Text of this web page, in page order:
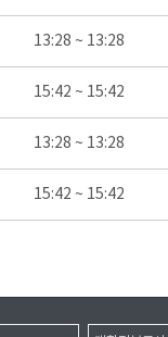
13:28 ~ 13:28
15:42 ~ 15:42
13:28 ~ 13:28
15:42 ~ 15:42